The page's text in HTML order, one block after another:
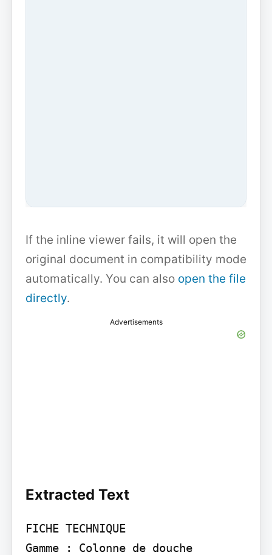
If the inline viewer fails, it will open the
original document in compatibility mode
automatically. You can also open the file
directly.
Advertisements
Extracted Text
FICHE TECHNIQUE
Gamme : Colonne de douche